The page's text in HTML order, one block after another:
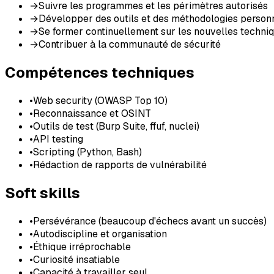
→Suivre les programmes et les périmètres autorisés
→Développer des outils et des méthodologies
→Se former continuellement sur les nouvelles
→Contribuer à la communauté de sécurité
Compétences techniques
•Web security (OWASP Top 10)
•Reconnaissance et OSINT
•Outils de test (Burp Suite, ffuf, nuclei)
•API testing
•Scripting (Python, Bash)
•Rédaction de rapports de vulnérabilité
Soft skills
•Persévérance (beaucoup d'échecs avant un succès)
•Autodiscipline et organisation
•Éthique irréprochable
•Curiosité insatiable